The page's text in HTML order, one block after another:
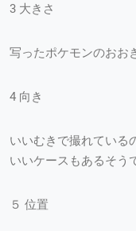
3 大きさ
写ったポケモンのおお
4 向き
いいむきで撮れている
いいケースもあるそう
５ 位置